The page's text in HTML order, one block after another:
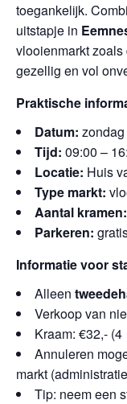
toegankelijk.
uitstapje in
vlooienmarkt
gezellig en vol
Praktische
Datum:
Tijd: 09:00 –
Locatie: Huis
Type markt:
Aantal kramen:
Parkeren:
Informatie voor
Alleen
Verkoop van
Kraam: €32,- (4
Annuleren
markt
Tip: neem een